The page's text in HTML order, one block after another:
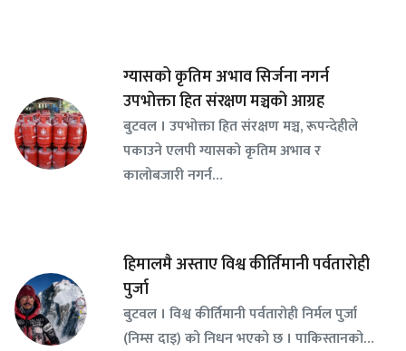
ग्यासको कृतिम अभाव सिर्जना नगर्न
उपभोक्ता हित संरक्षण मञ्चको आग्रह
बुटवल । उपभोक्ता हित संरक्षण मञ्च, रूपन्देहीले
पकाउने एलपी ग्यासको कृतिम अभाव र
कालोबजारी नगर्न…
हिमालमै अस्ताए विश्व कीर्तिमानी पर्वतारोही
पुर्जा
बुटवल । विश्व कीर्तिमानी पर्वतारोही निर्मल पुर्जा
(निम्स दाइ) को निधन भएको छ । पाकिस्तानको…